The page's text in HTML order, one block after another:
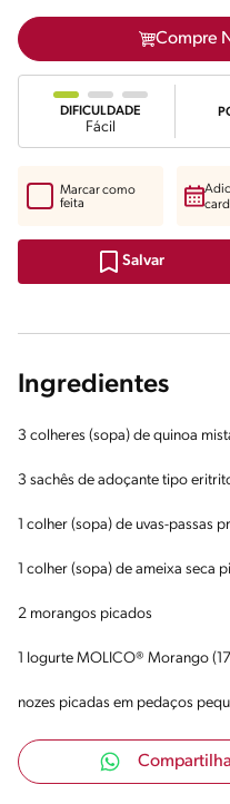
Compre
DIFICULDADE
Fácil
Salvar
Marcar como
feita
Ingredientes
3 colheres (sopa) de quinoa
3 sachês de adoçante tipo
1 colher (sopa) de uvas-passas
1 colher (sopa) de ameixa seca
2 morangos picados
1 Iogurte MOLICO® Morango
nozes picadas em pedaços